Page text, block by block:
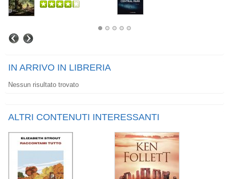
IN ARRIVO IN LIBRERIA
Nessun risultato trovato
ALTRI CONTENUTI INTERESSANTI